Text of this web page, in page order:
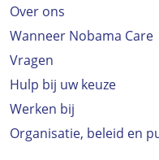
Over ons
Wanneer Nobama Care
Vragen
Hulp bij uw keuze
Werken bij
Organisatie, beleid en